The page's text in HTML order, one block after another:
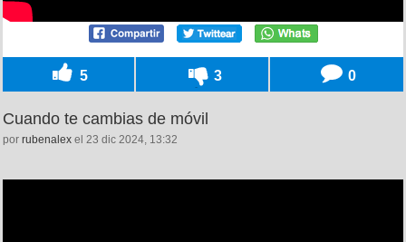
5 3 0
Cuando te cambias de móvil
por rubenalex el 23 dic 2024, 13:32